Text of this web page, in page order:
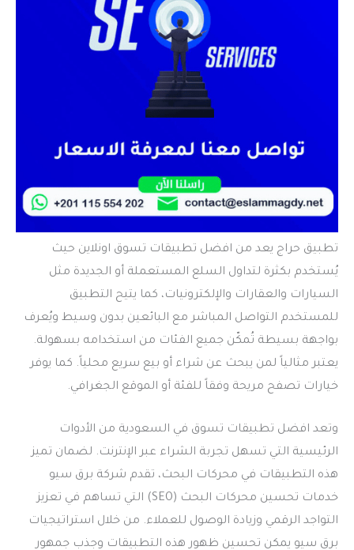
تطبيق حراج يعد من افضل تطبيقات تسوق اونلاين حيث
يُستخدم بكثرة لتداول السلع المستعملة أو الجديدة مثل
السيارات والعقارات والإلكترونيات، كما يتيح التطبيق
للمستخدم التواصل المباشر مع البائعين بدون وسيط ويُعرف
بواجهة بسيطة تُمكّن جميع الفئات من استخدامه بسهولة.
يعتبر مثالياً لمن يبحث عن شراء أو بيع سريع محلياً. كما يوفر
خيارات تصفح مريحة وفقاً للفئة أو الموقع الجغرافي.
وتعد افضل تطبيقات تسوق في السعودية من الأدوات
الرئيسية التي تسهل تجربة الشراء عبر الإنترنت. لضمان تميز
هذه التطبيقات في محركات البحث، تقدم شركة برق سيو
خدمات تحسين محركات البحث (SEO) التي تساهم في تعزيز
التواجد الرقمي وزيادة الوصول للعملاء. من خلال استراتيجيات
برق سيو يمكن تحسين ظهور هذه التطبيقات وجذب جمهور